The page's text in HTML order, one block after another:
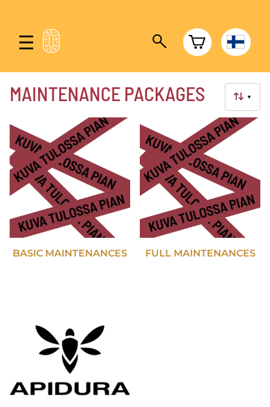
▼
MAINTENANCE PACKAGES
BASIC MAINTENANCES FULL MAINTENANCES